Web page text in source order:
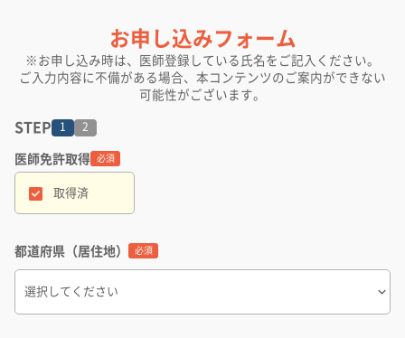
お申し込みフォーム
※お申し込み時は、医師登録している氏名をご記入ください。
ご入力内容に不備がある場合、本コンテンツのご案内ができない
可能性がございます。
STEP 1 2
医師免許取得 必須
取得済
都道府県（居住地） 必須